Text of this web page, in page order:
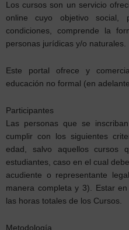
Los cursos son un servicio
online cuyo objetivo social,
condiciones, comprende la
personas jurídicas y/o naturales.
Este portal ofrece y
educación no formal (en
Participantes
Las personas que se
cumplir con los siguientes
edad, salvo aquellos cursos
estudiantes, caso en el cual
acudiente o representante
manera completa y 3). Estar
las horas totales de los Cursos.
Metodología